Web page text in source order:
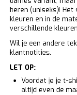
heren (uniseks)!
kleuren en in de
verschillende
Wil je een andere
klantnotities.
LET OP:
Voordat je je t-
altijd even de